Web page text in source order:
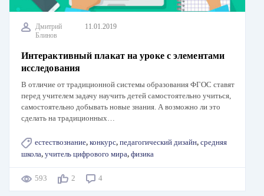
Дмитрий
Блинов
11.01.2019
Интерактивный плакат на уроке с элементами
исследования
В отличие от традиционной системы образования ФГОС ставят
перед учителем задачу научить детей самостоятельно учиться,
самостоятельно добывать новые знания. А возможно ли это
сделать на традиционных…
естествознание, конкурс, педагогический дизайн, средняя
школа, учитель цифрового мира, физика
593 2 4